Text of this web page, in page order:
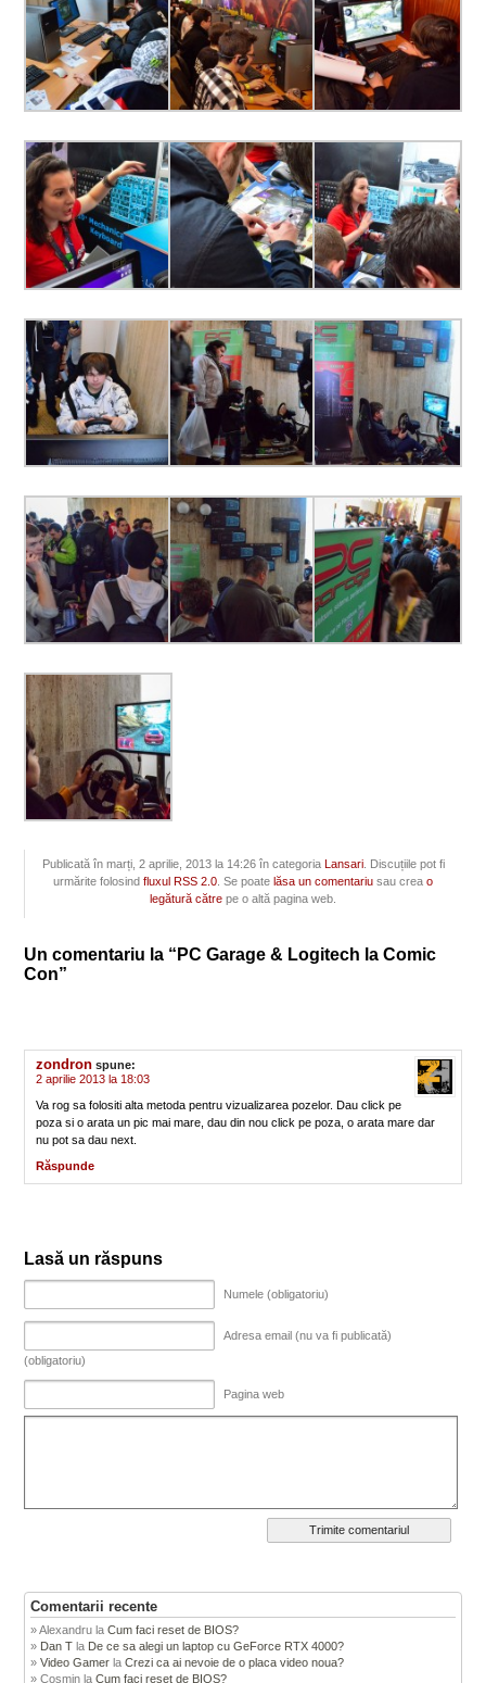
Publicată în marți, 2 aprilie, 2013 la 14:26 în categoria Lansari. Discuțiile pot fi
urmărite folosindfluxul RSS 2.0 . Se poatelăsa un comentariu sau creao
legătură către pe o altă pagina web.
Un comentariu la “PC Garage & Logitech la Comic
Con”
zondron spune:
2 aprilie 2013 la 18:03
Va rog sa folositi alta metoda pentru vizualizarea pozelor. Dau click pe
poza si o arata un pic mai mare, dau din nou click pe poza, o arata mare dar
nu pot sa dau next.
Răspunde
Lasă un răspuns
Numele (obligatoriu)
Adresa email (nu va fi publicată)
(obligatoriu)
Pagina web
Comentarii recente
Alexandru laCum faci reset de BIOS?
Dan T la De ce sa alegi un laptop cu GeForce RTX 4000?
Video Gamer laCrezi ca ai nevoie de o placa video noua?
Cosmin laCum faci reset de BIOS?